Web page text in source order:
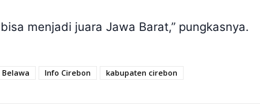
menjadi juara Jawa Barat,” pungkasnya.
Belawa Info Cirebon kabupaten cirebon